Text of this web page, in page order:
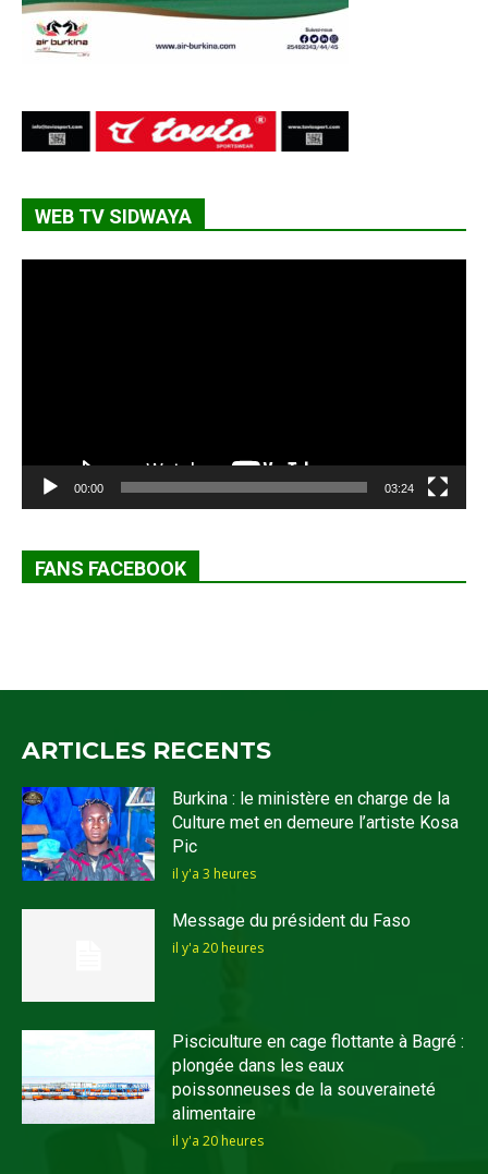
WEB TV SIDWAYA
00:00 03:24
FANS FACEBOOK
ARTICLES RECENTS
Burkina : le ministère en charge de la
Culture met en demeure l’artiste Kosa
Pic
il y'a 3 heures
Message du président du Faso
il y'a 20 heures
Pisciculture en cage flottante à Bagré :
plongée dans les eaux
poissonneuses de la souveraineté
alimentaire
il y'a 20 heures